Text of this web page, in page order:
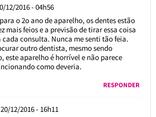
12/2016 - 04h56
o 2o ano de aparelho, os dentes estão
mais feios e a previsão de tirar essa coisa
cada consulta. Nunca me senti tão feia.
outro dentista, mesmo sendo
este aparelho é horrível e não parece
como deveria.
RESPONDER
20/12/2016 - 16h11